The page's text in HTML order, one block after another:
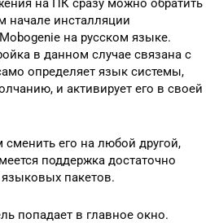
на ПК сразу можно обратить
начале инсталляции
на русском языке.
в данном случае связана с
определяет язык системы,
и активирует его в своей
его на любой другой,
поддержка достаточно
пакетов.
попадает в главное окно.